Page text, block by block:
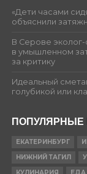
«Дети часами
объяснили
В Серове
в умышленном
за критику
Идеальный
голубикой или
ПОПУЛЯРНЫЕ
ЕКАТЕРИНБУРГ
НИЖНИЙ ТАГИЛ